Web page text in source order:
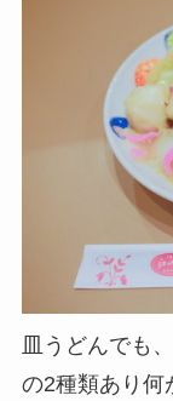
皿うどんでも
の2種類あり何